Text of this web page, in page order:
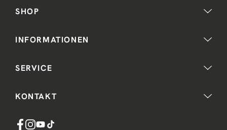
KONTAKT
SHOP
INFORMATIONEN
SERVICE